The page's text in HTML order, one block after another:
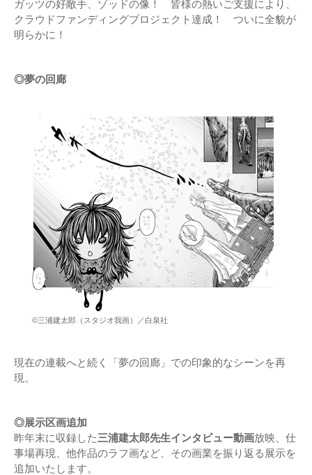
ガッツの好敵手、ゾッドの像！ 皆様の熱いご支援により、
クラウドファンディングプロジェクト達成！ ついに全貌が
明らかに！
◎夢の回廊
©三浦建太郎（スタジオ我画）／白泉社
現在の連載へと続く「夢の回廊」での印象的なシーンを再
現。
◎展示区画追加
昨年末に収録した三浦建太郎先生インタビュー動画放映、仕
事場再現、他作品のラフ画など、その画業を振り返る展示を
追加いたします。